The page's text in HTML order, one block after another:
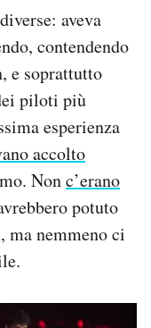
aveva
contendendo
e soprattutto
piloti più
esperienza
accolto
Nonc’erano
potuto
ma nemmeno ci